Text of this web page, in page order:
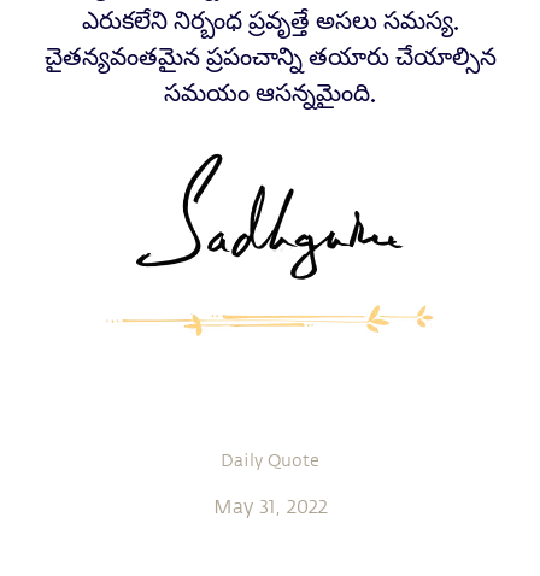
ఎరుకలేని నిర్బంధ ప్రవృత్తే అసలు సమస్య.
చైతన్యవంతమైన ప్రపంచాన్ని తయారు చేయాల్సిన
సమయం ఆసన్నమైంది.
Daily Quote
May 31, 2022